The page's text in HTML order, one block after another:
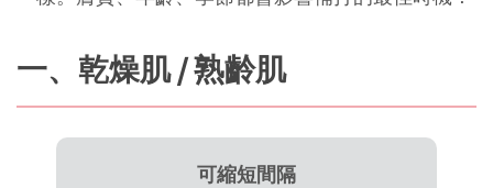
一、乾燥肌 / 熟齡肌
可縮短間隔